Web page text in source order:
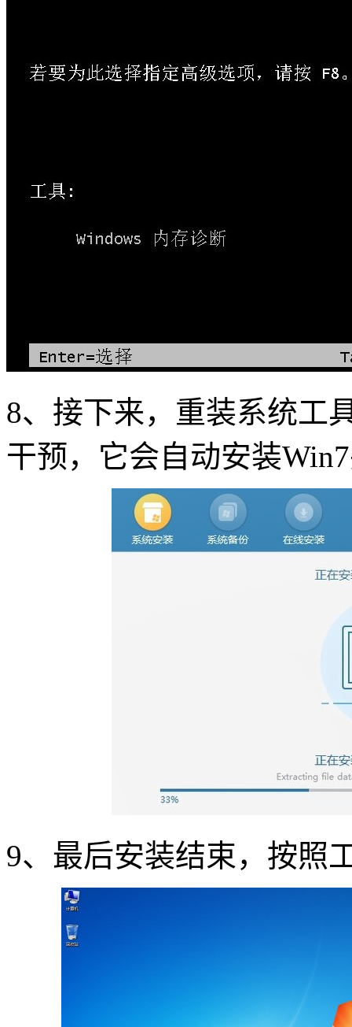
8、接下来，重装系统工
干预，它会自动安装Win7
9、最后安装结束，按照